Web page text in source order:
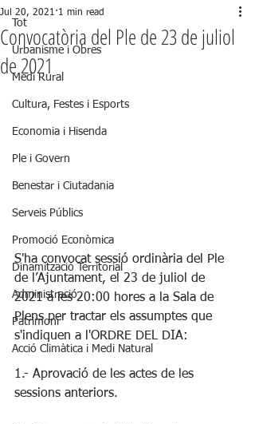
Tot
Urbanisme i Obres
Medi Rural
Cultura, Festes i Esports
Economia i Hisenda
Ple i Govern
Benestar i Ciutadania
Serveis Públics
Promoció Econòmica
Dinamització Territorial
Administració
Patrimoni
Acció Climàtica i Medi Natural
Convocatòria del Ple de 23 de juliol
de 2021
Jul 20, 2021 1 min read
S'ha convocat sessió ordinària del Ple
de l’Ajuntament, el 23 de juliol de
2021 a les 20:00 hores a la Sala de
Plens per tractar els assumptes que
s'indiquen a l'ORDRE DEL DIA:
1.- Aprovació de les actes de les
sessions anteriors.